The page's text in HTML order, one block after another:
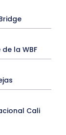
la WBF
Cali